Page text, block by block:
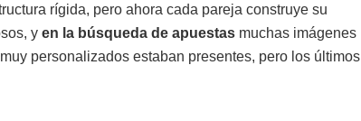
rígida, pero ahora cada pareja construye su
y en la búsqueda de apuestas muchas imágenes
personalizados estaban presentes, pero los últimos